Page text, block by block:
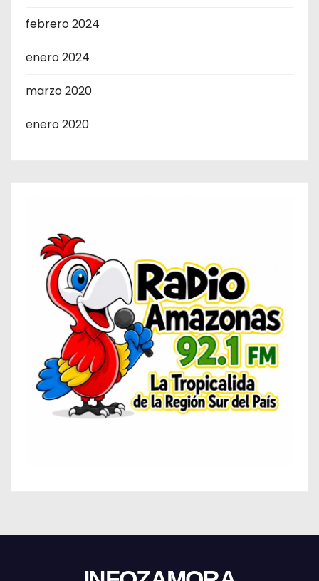
febrero 2024
enero 2024
marzo 2020
enero 2020